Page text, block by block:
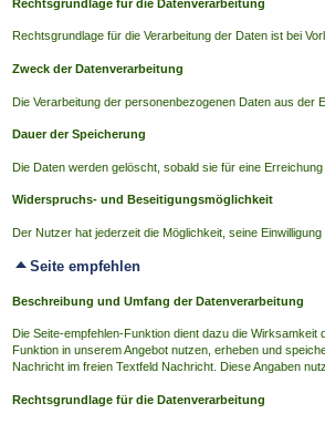
Rechtsgrundlage für die Datenverarbeitung
Rechtsgrundlage für die Verarbeitung der Daten ist bei
Zweck der Datenverarbeitung
Die Verarbeitung der personenbezogenen Daten aus der
Dauer der Speicherung
Die Daten werden gelöscht, sobald sie für eine
Widerspruchs- und Beseitigungsmöglichkeit
Der Nutzer hat jederzeit die Möglichkeit, seine
Seite empfehlen
Beschreibung und Umfang der Datenverarbeitung
Die Seite-empfehlen-Funktion dient dazu die
Funktion in unserem Angebot nutzen, erheben und
Nachricht im freien Textfeld Nachricht. Diese Angaben
Rechtsgrundlage für die Datenverarbeitung